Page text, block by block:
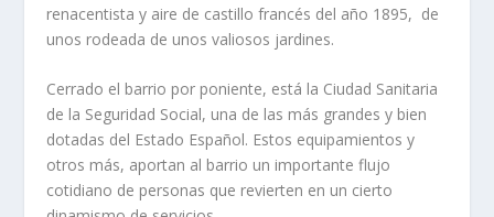
renacentista y aire de castillo francés del año 1895, de
unos rodeada de unos valiosos jardines.
Cerrado el barrio por poniente, está la Ciudad Sanitaria
de la Seguridad Social, una de las más grandes y bien
dotadas del Estado Español. Estos equipamientos y
otros más, aportan al barrio un importante flujo
cotidiano de personas que revierten en un cierto